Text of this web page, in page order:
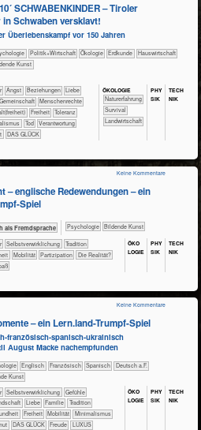
SCHWABENKINDER – Tiroler
Schwaben versklavt!
Überlebenskampf vor 150 Jahren
​​​​​​​​​Politik+​Wirtschaft ​​​​​​​​Ökologie ​​​​​Erdkunde
​Haus­wirtschaft
Kunst
​​​​​​​​​​​​​Angst ​​​​​​​​​​​​​Beziehungen
​​​​​​​​​​​​Liebe
​​​​​​​​​​Gemeinschaft
​​​​​​​Menschenrechte
​​​Freiheit
​​​Toleranz
​​Tod
​​Verantwortung
DAS GLÜCK
ÖKO​LOGIE
​​​​​​​​​​​​​Naturerfahrung
​​​​​​​​​​​​Survival
​​​​​Landwirtschaft
PHY​
SIK
TECH​
NIK
– englische Redewendungen – ein
Spiel
als Fremdsprache ​​​​​​​​​​Psychologie Bildende Kunst
​​​​​​​​​​​​​​​​​​​​​​​​​​​​​​​​​​​​​​​​Selbst­verwirklichung
​​​​​​​​​​​Tradition
​​​Mobilität ​​​Partizipation
​Die Realität?
ÖKO​
LOGIE
PHY​
SIK
TECH​
NIK
Keine Kommentare
– ein Lern.land-Trumpf-Spiel
französisch-spanisch-ukrainisch
August Macke nachempfunden
​​​​Englisch ​​​​Französisch ​​​​Spanisch
​​​Deutsch a.F.
Kunst
​​​​​​​​​​​​​​​​​​​​​​​​​​​​​​​​​​​​​​​​Selbst­verwirklichung
​​​​​​​​​​​​​​​Gefühle
​​​​​​​​​​​​Liebe ​​​​​​​​​​​Familie
​​​​​​​​​​​Tradition
​​​Freiheit ​​​Mobilität
​​Minimalismus
DAS GLÜCK Freude
LUXUS
ÖKO​
LOGIE
PHY​
SIK
TECH​
NIK
Keine Kommentare